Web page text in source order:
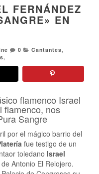
FERNÁNDEZ
EN
0 Cantantes,
,
flamenco Israel
flamenco, nos
Sangre
por el mágico barrio del
fue testigo de un
toledano Israel
Antonio El Relojero.